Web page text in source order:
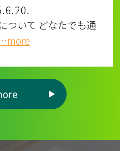
ついて どなたでも通